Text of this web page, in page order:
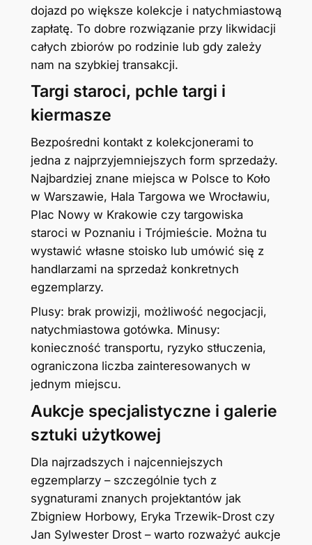
dojazd po większe kolekcje i natychmiastową
zapłatę. To dobre rozwiązanie przy likwidacji
całych zbiorów po rodzinie lub gdy zależy
nam na szybkiej transakcji.
Targi staroci, pchle targi i
kiermasze
Bezpośredni kontakt z kolekcjonerami to
jedna z najprzyjemniejszych form sprzedaży.
Najbardziej znane miejsca w Polsce to Koło
w Warszawie, Hala Targowa we Wrocławiu,
Plac Nowy w Krakowie czy targowiska
staroci w Poznaniu i Trójmieście. Można tu
wystawić własne stoisko lub umówić się z
handlarzami na sprzedaż konkretnych
egzemplarzy.
Plusy: brak prowizji, możliwość negocjacji,
natychmiastowa gotówka. Minusy:
konieczność transportu, ryzyko stłuczenia,
ograniczona liczba zainteresowanych w
jednym miejscu.
Aukcje specjalistyczne i galerie
sztuki użytkowej
Dla najrzadszych i najcenniejszych
egzemplarzy – szczególnie tych z
sygnaturami znanych projektantów jak
Zbigniew Horbowy, Eryka Trzewik-Drost czy
Jan Sylwester Drost – warto rozważyć aukcje